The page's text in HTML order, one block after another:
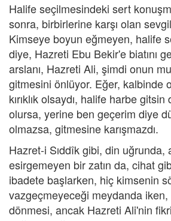
Halife seçilmesindeki sert
sonra, birbirlerine karşı olan
Kimseye boyun eğmeyen, halife
diye, Hazreti Ebu Bekir'e biatını
arslanı, Hazreti Ali, şimdi onun
gitmesini önlüyor. Eğer, kalbinde
kırıklık olsaydı, halife harbe
olursa, yerine ben geçerim diye
olmazsa, gitmesine karışmazdı.
Hazret-i Sıddîk gibi, din uğrunda,
esirgemeyen bir zatın da, cihat
ibadete başlarken, hiç kimsenin
vazgeçmeyeceği meydanda
dönmesi, ancak Hazreti Ali'nin